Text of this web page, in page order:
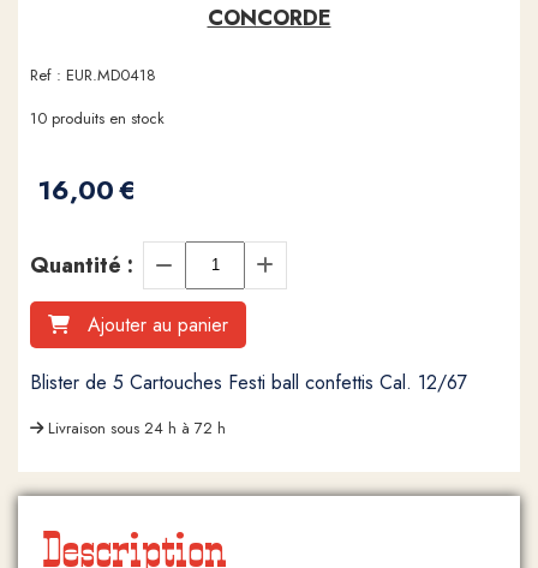
CONCORDE
Ref : EUR.MD0418
16,00€
10 produits en stock
Quantité :
Ajouter au panier
Blister de 5 Cartouches Festi ball confettis Cal. 12/67
Livraison sous 24 h à 72 h
Description